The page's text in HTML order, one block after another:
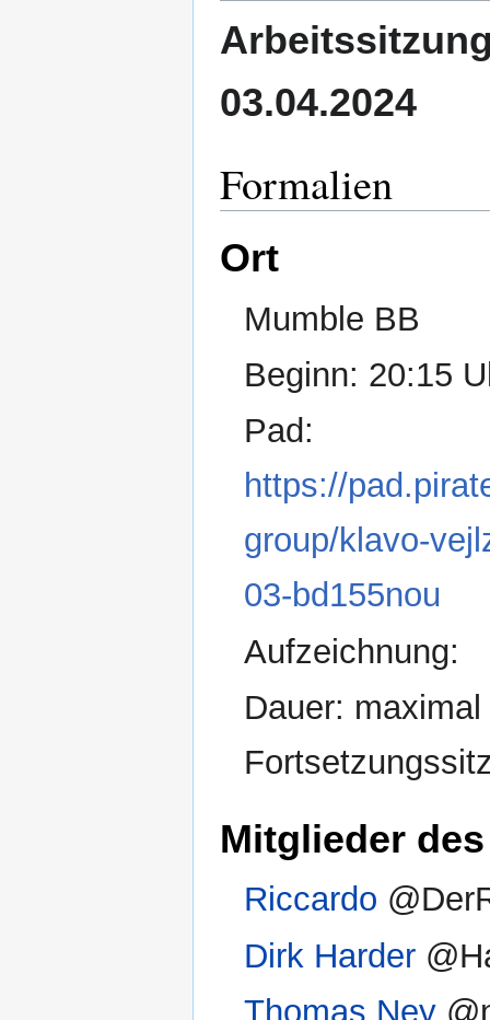
03.04.2024
Formalien
Ort
Mumble BB
Beginn: 20:15
Pad:
https://
group/klavo-
03-bd155nou
Aufzeichnung:
Dauer:
Mitglieder
Riccardo
Dirk Harder
Thomas Ney